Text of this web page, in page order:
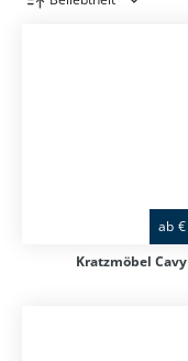
ab €
Kratzmöbel Cavy